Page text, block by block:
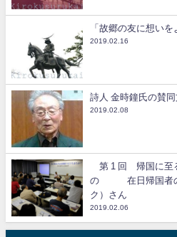
「故郷の友に想いを
2019.02.16
詩人 金時鐘氏の賛同
2019.02.08
第 1 回 帰国に至
の 在日帰国者の
ク）さん
2019.02.06